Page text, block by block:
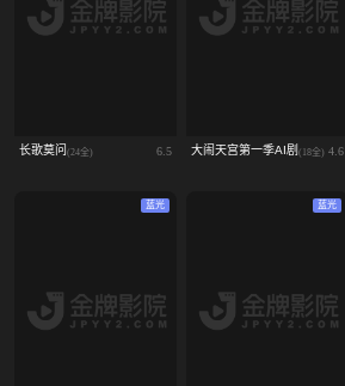
长歌莫问 (24全) 6.5 大闹天宫第一季AI剧 (18全) 4.6
蓝光 蓝光